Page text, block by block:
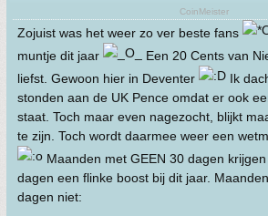
CoinMeister
Zojuist was het weer zo ver beste fans
muntje dit jaar
Een 20 Cents van
liefst. Gewoon hier in Deventer
Ik
stonden aan de UK Pence omdat er ook
staat. Toch maar even nagezocht, blijkt
te zijn. Toch wordt daarmee weer een
Maanden met GEEN 30 dagen
dagen een flinke boost bij dit jaar.
dagen niet: